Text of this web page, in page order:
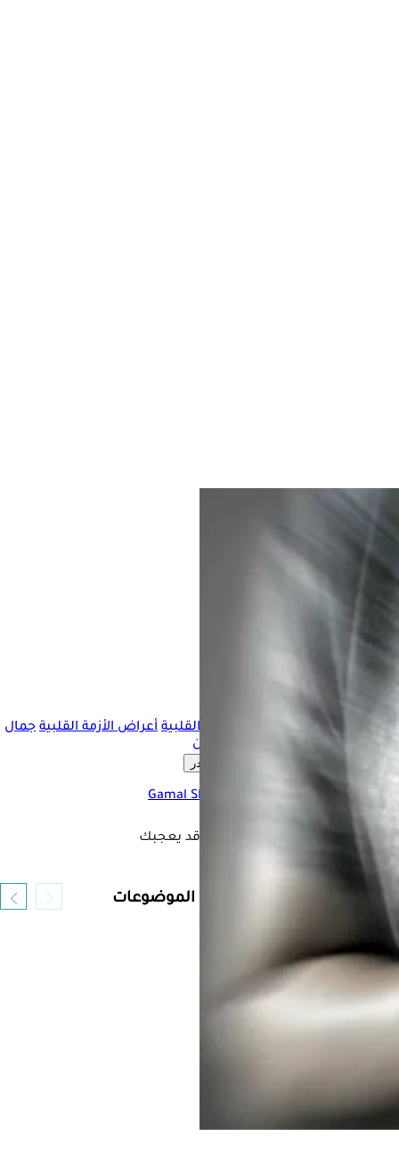
الأزمة القلبية أعراض الأزمة القلبية جمال
شعبان
المصادر
Gamal Shaban
فيديو قد يعجبك
أحدث الموضوعات